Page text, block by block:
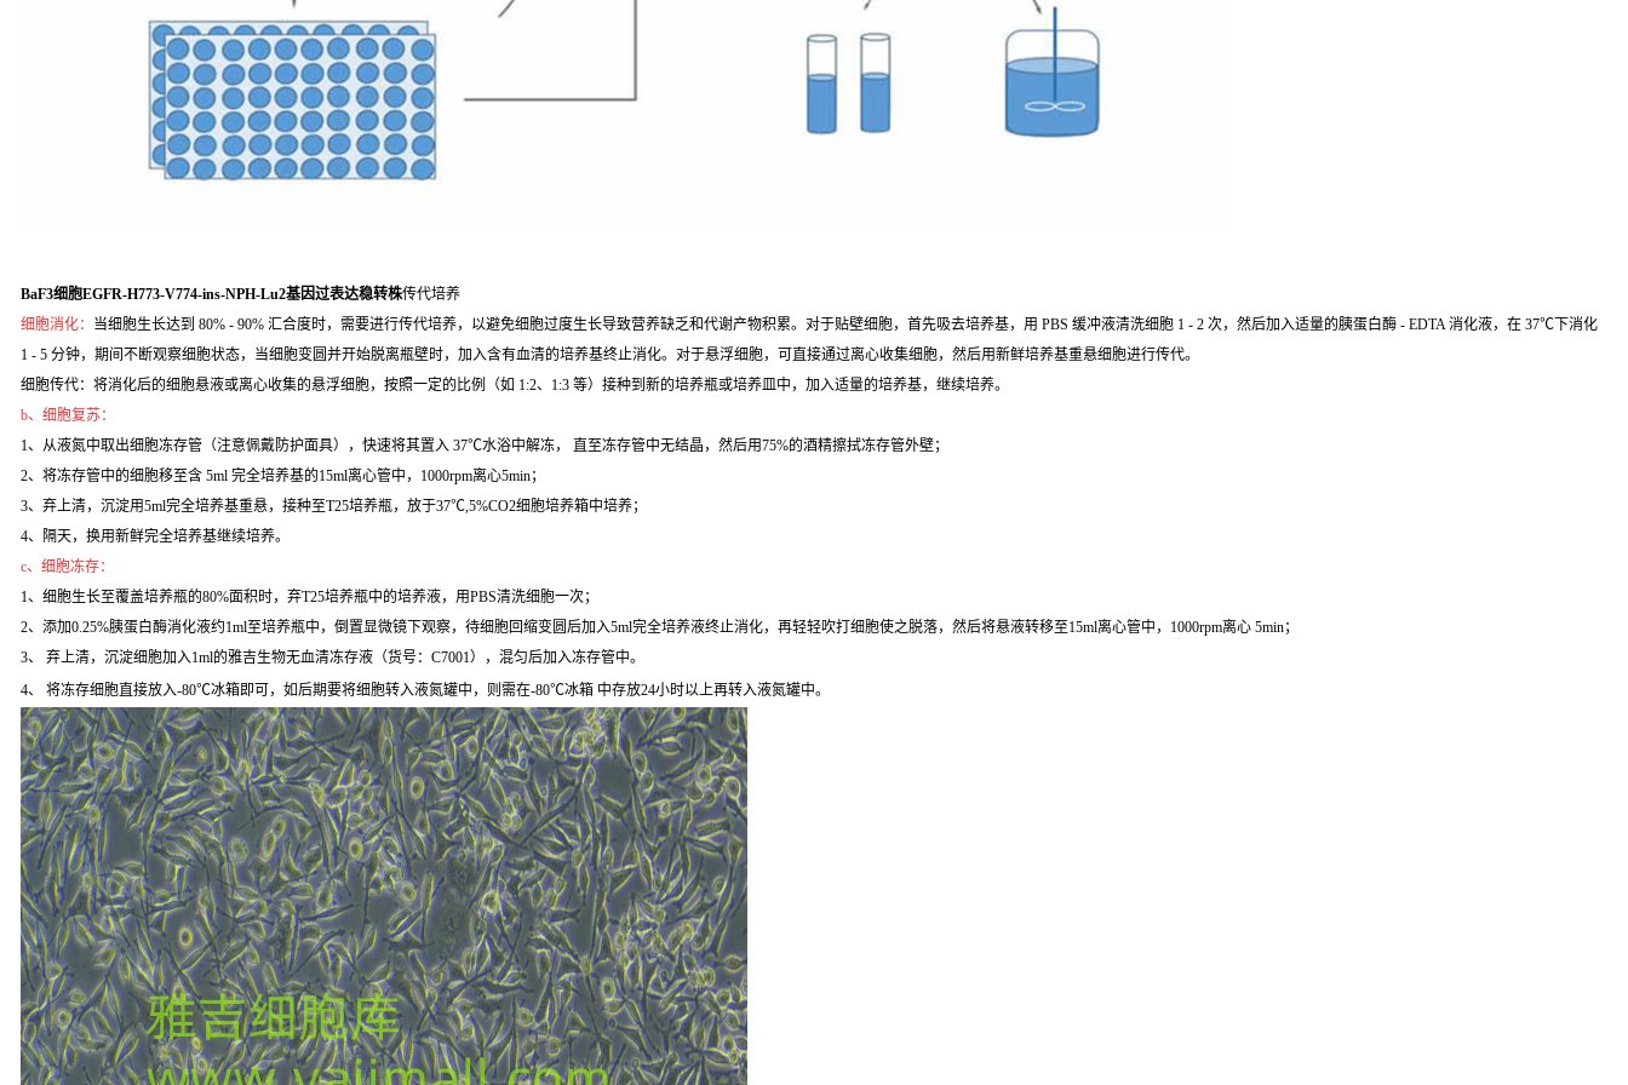
BaF3细胞EGFR-H773-V774-ins-NPH-Lu2基因过表达稳转株传代培养
细胞消化： 当细胞生长达到 80% - 90% 汇合度时，需要进行传代培养，以避免细胞过度生长导致营养缺乏和代谢产物积累。对于贴壁细胞，首先吸去培养基，用 PBS 缓冲液清洗细胞 1 - 2 次，然后加入适量的胰蛋白酶 - EDTA 消化液，在 37℃下消化
1 - 5 分钟，期间不断观察细胞状态，当细胞变圆并开始脱离瓶壁时，加入含有血清的培养基终止消化。对于悬浮细胞，可直接通过离心收集细胞，然后用新鲜培养基重悬细胞进行传代。
细胞传代：将消化后的细胞悬液或离心收集的悬浮细胞，按照一定的比例（如 1:2、1:3 等）接种到新的培养瓶或培养皿中，加入适量的培养基，继续培养。
b、细胞复苏：
1、从液氮中取出细胞冻存管（注意佩戴防护面具），快速将其置入 37℃水浴中解冻， 直至冻存管中无结晶，然后用75%的酒精擦拭冻存管外壁；
2、将冻存管中的细胞移至含 5ml 完全培养基的15ml离心管中，1000rpm离心5min；
3、弃上清，沉淀用5ml完全培养基重悬，接种至T25培养瓶，放于37℃,5%CO2细胞培养箱中培养；
4、隔天，换用新鲜完全培养基继续培养。
c、细胞冻存：
1、细胞生长至覆盖培养瓶的80%面积时，弃T25培养瓶中的培养液，用PBS清洗细胞一次；
2、添加0.25%胰蛋白酶消化液约1ml至培养瓶中，倒置显微镜下观察，待细胞回缩变圆后加入5ml完全培养液终止消化，再轻轻吹打细胞使之脱落，然后将悬液转移至15ml离心管中，1000rpm离心 5min；
3、 弃上清，沉淀细胞加入1ml的雅吉生物无血清冻存液（货号：C7001），混匀后加入冻存管中。
4、 将冻存细胞直接放入-80℃冰箱即可，如后期要将细胞转入液氮罐中，则需在-80℃冰箱 中存放24小时以上再转入液氮罐中。